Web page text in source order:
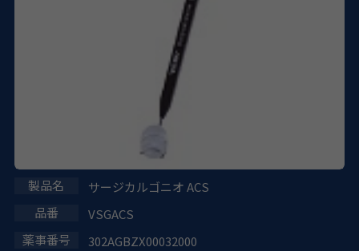
サージカルゴニオ ACS
VSGACS
302AGBZX00032000